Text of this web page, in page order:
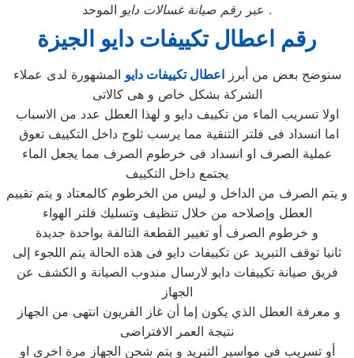
عبر رقم صيانة غسالات دايو الموحد .
رقم اعطال تكييفات دايو الجيزة
سنوضح بعض من أبرزاعطال تكييفات دايو المشهورة لدى عملاء
الشركة بشكل خاص و هى كالاتى
اولا تسريب الماء من تكييف دايو و لهذا العطل عدد من الاسباب
عملية الصرف او انسداد فى خرطوم الصرف مما يجعل الماء
يجتمع داخل التكييف
و يتم الصرف من الداخل و ليس من الخرطوم كالمعتاد و يتم تقييم
العطل وإصلاحه من خلال تنظيف وتسليك فلتر الهواء
و خرطوم الصرف أو تغيير القطعة التالفة بواحدة جديدة
ثانيا توقف التبريد عن تكييفات دايو فى هذه الحالة يتم اللجوء إلى
فريق صيانة تكييفات دايو لارسال مندوب الصيانة و الكشف عن
الجهاز
نتيجة العمر الافتراضى
أو تسريب في مواسير التبريد و يتم شحن الجهاز مرة اخرى او